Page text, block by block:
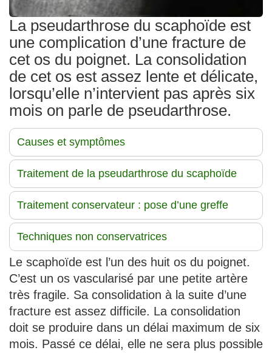
La pseudarthrose du scaphoïde est
une complication d’une fracture de
cet os du poignet. La consolidation
de cet os est assez lente et délicate,
lorsqu’elle n’intervient pas après six
mois on parle de pseudarthrose.
Causes et symptômes
Traitement de la pseudarthrose du scaphoïde
Traitement conservateur : pose d’une greffe
Techniques non conservatrices
Le scaphoïde est l’un des huit os du poignet.
C’est un os vascularisé par une petite artère
très fragile. Sa consolidation à la suite d’une
fracture est assez difficile. La consolidation
doit se produire dans un délai maximum de six
mois. Passé ce délai, elle ne sera plus possible